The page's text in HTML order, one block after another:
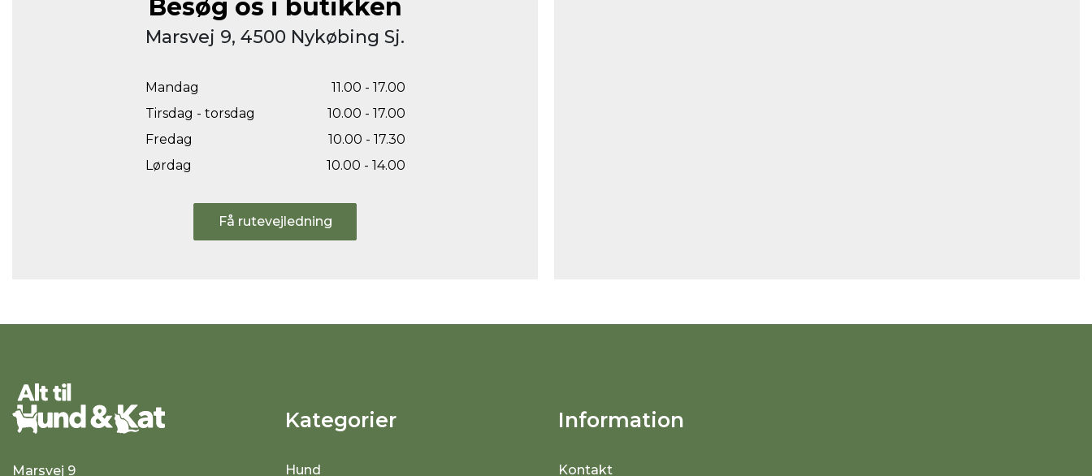
Besøg os i butikken
Marsvej 9, 4500 Nykøbing Sj.
Mandag
11.00 - 17.00
Tirsdag - torsdag
10.00 - 17.00
Fredag
10.00 - 17.30
Lørdag
10.00 - 14.00
Få rutevejledning
Marsvej 9
Kategorier
Hund
Information
Kontakt